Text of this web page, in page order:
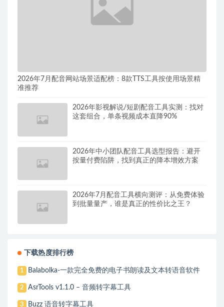
2026年7月配音网站场景适配榜：8款TTS工具按使用场景精
准推荐
2026年影视解说/短剧配音工具实测：找对
这套组合，单条视频成本直降90%
2026年中小团队配音工具选型报告：避开
按量付费陷阱，找到真正的降本增效方案
2026年7月配音工具横向测评：从免费体验
到批量量产，谁是真正的性价比之王？
下载热度排行榜
1 Balabolka-一款完全免费的电子书朗读及文本转语音软件
2 AsrTools v1.1.0 – 音频转字幕工具
3 Buzz 语音转字幕工具